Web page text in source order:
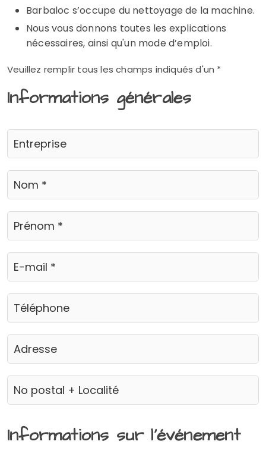
Barbaloc s’occupe du nettoyage de la machine.
Nous vous donnons toutes les explications
nécessaires, ainsi qu'un mode d’emploi.
Veuillez remplir tous les champs indiqués d'un *
Informations générales
Informations sur l'événement